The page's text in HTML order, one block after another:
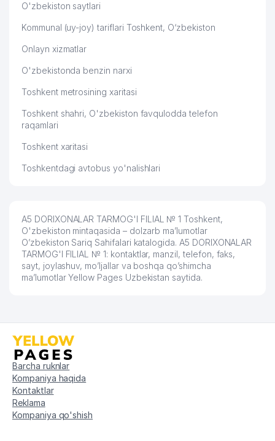
O'zbekiston saytlari
Kommunal (uy-joy) tariflari Toshkent, O‘zbekiston
Onlayn xizmatlar
O'zbekistonda benzin narxi
Toshkent metrosining xaritasi
Toshkent shahri, O'zbekiston favqulodda telefon
raqamlari
Toshkent xaritasi
Toshkentdagi avtobus yo'nalishlari
A5 DORIXONALAR TARMOG'I FILIAL № 1 Toshkent,
O'zbekiston mintaqasida – dolzarb ma’lumotlar
O’zbekiston Sariq Sahifalari katalogida. A5 DORIXONALAR
TARMOG'I FILIAL № 1: kontaktlar, manzil, telefon, faks,
sayt, joylashuv, mo’ljallar va boshqa qo’shimcha
ma’lumotlar Yellow Pages Uzbekistan saytida.
Barcha ruknlar
Kompaniya haqida
Kontaktlar
Reklama
Kompaniya qo'shish